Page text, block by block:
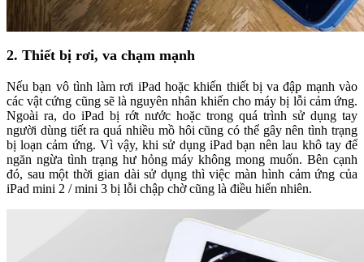
2. Thiết bị rơi, va chạm mạnh
Nếu bạn vô tình làm rơi iPad hoặc khiến thiết bị va đập mạnh vào
các vật cứng cũng sẽ là nguyên nhân khiến cho máy bị lỗi cảm ứng.
Ngoài ra, do iPad bị rớt nước hoặc trong quá trình sử dụng tay
người dùng tiết ra quá nhiều mồ hôi cũng có thể gây nên tình trạng
bị loạn cảm ứng. Vì vậy, khi sử dụng iPad bạn nên lau khô tay để
ngăn ngừa tình trạng hư hỏng máy không mong muốn. Bên cạnh
đó, sau một thời gian dài sử dụng thì việc màn hình cảm ứng của
iPad mini 2 / mini 3 bị lỗi chập chờ cũng là điều hiển nhiên.